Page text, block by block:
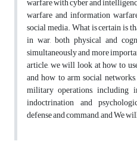
warfare and information
social media. What is certain is
in war, both physical and
simultaneously and more
article, we will look at how to
and how to arm social
military operations, including
indoctrination and
defense and command, and We